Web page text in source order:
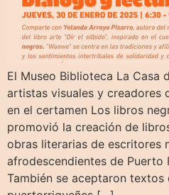
El Museo Biblioteca La Casa
artistas visuales y
en el certamen Los libros
promovió la creación de
obras literarias de escritores
afrodescendientes de Puerto
También se aceptaron textos